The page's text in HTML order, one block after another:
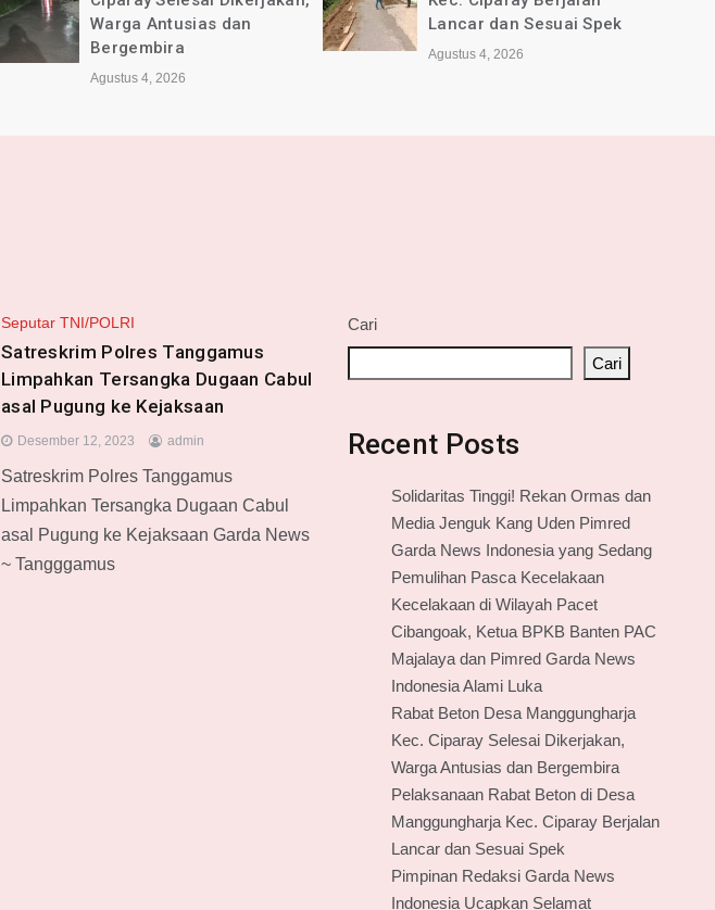
Lancar dan Sesuai Spek
Agustus 4, 2026
tahun untuk Media online
jabarkini.id
Seputar TNI/POLRI
Satreskrim Polres Tanggamus
Limpahkan Tersangka Dugaan Cabul
asal Pugung ke Kejaksaan
Desember 12, 2023 admin
Satreskrim Polres Tanggamus
Limpahkan Tersangka Dugaan Cabul
asal Pugung ke Kejaksaan Garda News
~ Tangggamus
Cari
Cari
Recent Posts
Solidaritas Tinggi! Rekan Ormas dan
Media Jenguk Kang Uden Pimred
Garda News Indonesia yang Sedang
Pemulihan Pasca Kecelakaan
Kecelakaan di Wilayah Pacet
Cibangoak, Ketua BPKB Banten PAC
Majalaya dan Pimred Garda News
Indonesia Alami Luka
Rabat Beton Desa Manggungharja
Kec. Ciparay Selesai Dikerjakan,
Warga Antusias dan Bergembira
Pelaksanaan Rabat Beton di Desa
Manggungharja Kec. Ciparay Berjalan
Lancar dan Sesuai Spek
Pimpinan Redaksi Garda News
Indonesia Ucapkan Selamat